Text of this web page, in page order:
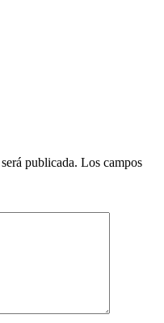
publicada. Los campos